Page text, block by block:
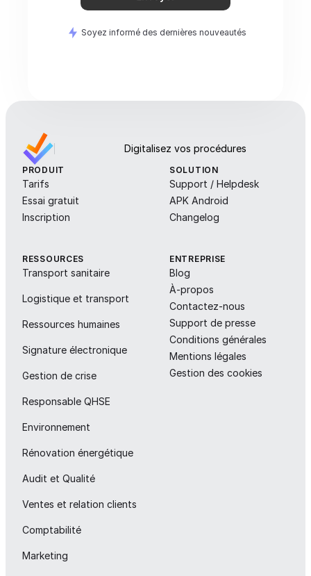
Soyez informé des dernières nouveautés
Digitalisez vos procédures
PRODUIT
Tarifs
Essai gratuit
Inscription
SOLUTION
Support / Helpdesk
APK Android
Changelog
RESSOURCES
Transport sanitaire
Logistique et transport
Ressources humaines
Signature électronique
Gestion de crise
Responsable QHSE
Environnement
Rénovation énergétique
Audit et Qualité
Ventes et relation clients
Comptabilité
Marketing
ENTREPRISE
Blog
À-propos
Contactez-nous
Support de presse
Conditions générales
Mentions légales
Gestion des cookies